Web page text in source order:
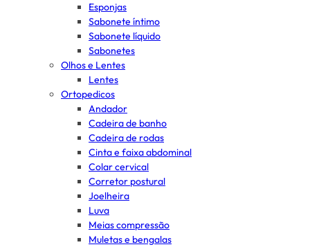
Esponjas
Sabonete íntimo
Sabonete líquido
Sabonetes
Olhos e Lentes
Lentes
Ortopedicos
Andador
Cadeira de banho
Cadeira de rodas
Cinta e faixa abdominal
Colar cervical
Corretor postural
Joelheira
Luva
Meias compressão
Muletas e bengalas